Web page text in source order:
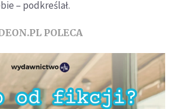
– podkreślał.
POLECA